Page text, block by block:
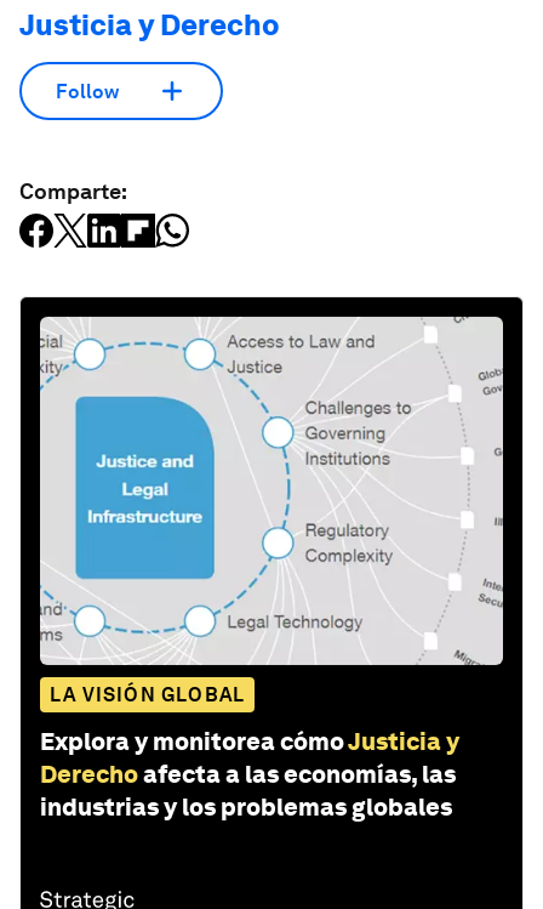
Justicia y Derecho
Follow
Comparte:
LA VISIÓN GLOBAL
Explora y monitorea cómoJusticia y
Derechoafecta a las economías, las
industrias y los problemas globales